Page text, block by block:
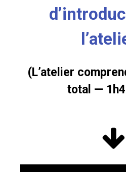
(L’atelier
total —